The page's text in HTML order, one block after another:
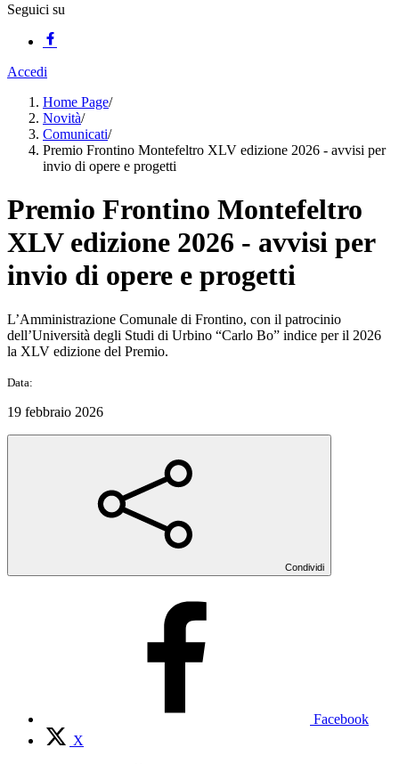
Seguici su
Accedi
Home Page/
Novità/
Comunicati/
Premio Frontino Montefeltro XLV edizione 2026 - avvisi per
invio di opere e progetti
Premio Frontino Montefeltro
XLV edizione 2026 - avvisi per
invio di opere e progetti
L’Amministrazione Comunale di Frontino, con il patrocinio
dell’Università degli Studi di Urbino “Carlo Bo” indice per il 2026
la XLV edizione del Premio.
Data:
19 febbraio 2026
Condividi
Facebook
X